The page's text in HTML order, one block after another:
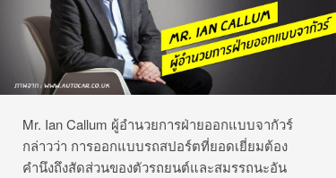
Mr. Ian Callum ผู้อำนวยการฝ่ายออกแบบจากัวร์
กล่าวว่า การออกแบบรถสปอร์ตที่ยอดเยี่ยมต้อง
คำนึงถึงสัดส่วนของตัวรถยนต์และสมรรถนะอัน